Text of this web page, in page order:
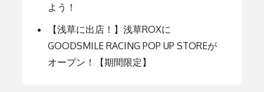
よう！
【浅草に出店！】浅草ROXに
GOODSMILE RACING POP UP STOREが
オープン！【期間限定】